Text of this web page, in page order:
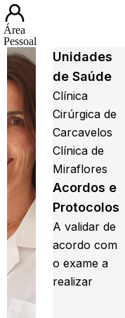
Área
Pessoal
Unidades
de Saúde
Clínica
Cirúrgica de
Carcavelos
Clínica de
Miraflores
Acordos e
Protocolos
A validar de
acordo com
o exame a
realizar